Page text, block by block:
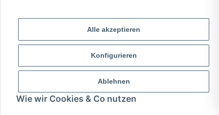
Alle akzeptieren
Konfigurieren
Ablehnen
Wie wir Cookies & Co nutzen
* Alle Preise inkl. gesetzlicher USt., zzgl.Versand
© 2026 MCTRADE24. Alle Rechte vorbehalten.